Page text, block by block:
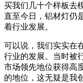
买我们几十个样板去
直至今日，铝材灯仍
着行业发展。
可以说，我们实实在
行业的发展。当时被
市场领先地位获得高
的地位，这无疑是我